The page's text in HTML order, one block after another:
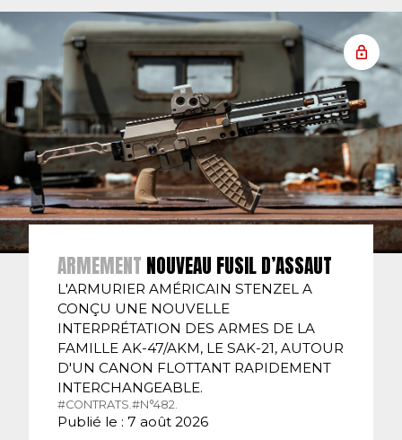
ARMEMENT NOUVEAU FUSIL D’ASSAUT
L'ARMURIER AMÉRICAIN STENZEL A
CONÇU UNE NOUVELLE
INTERPRÉTATION DES ARMES DE LA
FAMILLE AK-47/AKM, LE SAK-21, AUTOUR
D'UN CANON FLOTTANT RAPIDEMENT
INTERCHANGEABLE.
#CONTRATS.#N°482.
Publié le : 7 août 2026